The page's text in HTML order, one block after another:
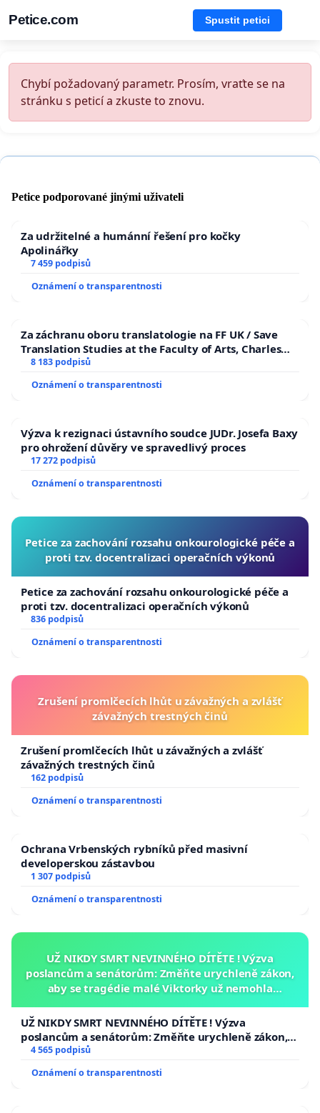
Petice.com Spustit petici
Chybí požadovaný parametr. Prosím, vraťte se na
stránku s peticí a zkuste to znovu.
Petice podporované jinými uživateli
Za udržitelné a humánní řešení pro kočky
Apolinářky
7 459 podpisů
Oznámení o transparentnosti
Za záchranu oboru translatologie na FF UK / Save
Translation Studies at the Faculty of Arts, Charles
University
8 183 podpisů
Oznámení o transparentnosti
Výzva k rezignaci ústavního soudce JUDr. Josefa Baxy
pro ohrožení důvěry ve spravedlivý proces
17 272 podpisů
Oznámení o transparentnosti
Petice za zachování rozsahu onkourologické péče a
proti tzv. docentralizaci operačních výkonů
Petice za zachování rozsahu onkourologické péče a
proti tzv. docentralizaci operačních výkonů
836 podpisů
Oznámení o transparentnosti
Zrušení promlčecích lhůt u závažných a zvlášť
závažných trestných činů
Zrušení promlčecích lhůt u závažných a zvlášť
závažných trestných činů
162 podpisů
Oznámení o transparentnosti
Ochrana Vrbenských rybníků před masivní
developerskou zástavbou
1 307 podpisů
Oznámení o transparentnosti
UŽ NIKDY SMRT NEVINNÉHO DÍTĚTE ! Výzva
poslancům a senátorům: Změňte urychleně zákon,
aby se tragédie malé Viktorky už nemohla
UŽ NIKDY SMRT NEVINNÉHO DÍTĚTE ! Výzva
poslancům a senátorům: Změňte urychleně zákon,
aby se tragédie malé Viktorky už nemohla opakovat!
4 565 podpisů
Oznámení o transparentnosti